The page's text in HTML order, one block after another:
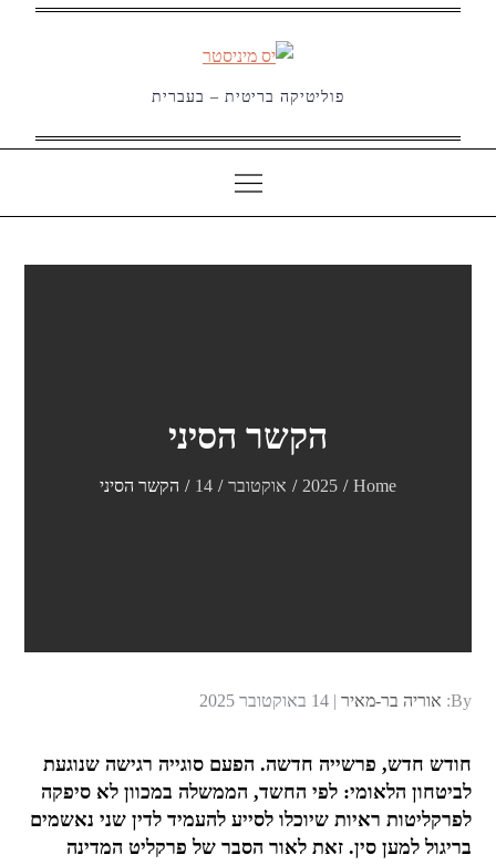
פוליטיקה בריטית – בעברית
הקשר הסיני
Home
2025 אוקטובר 14 הקשר הסיני
By: אוריה בר-מאיר
Posted
14 באוקטובר 2025
חודש חדש, פרשייה חדשה. הפעם סוגייה רגישה שנוגעת
לביטחון הלאומי: לפי החשד, הממשלה במכוון לא סיפקה
לפרקליטות ראיות שיוכלו לסייע להעמיד לדין שני נאשמים
בריגול למען סין. זאת לאור הסבר של פרקליט המדינה